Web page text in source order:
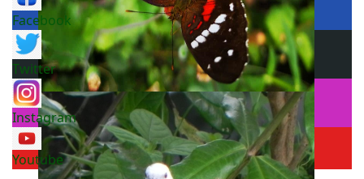
Facebook
Twitter
Instagram
Youtube